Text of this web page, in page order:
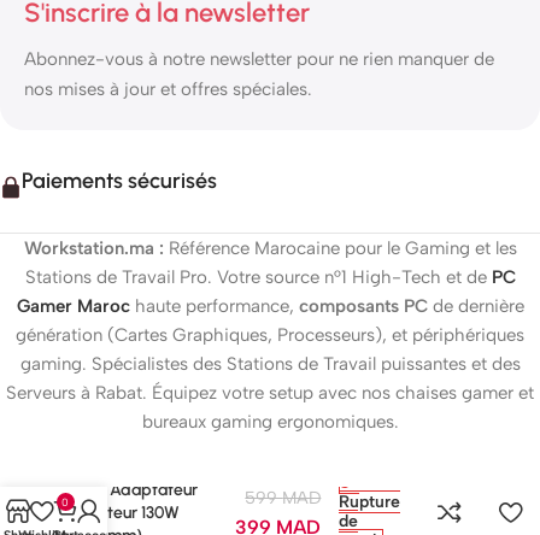
S'inscrire à la newsletter
Abonnez-vous à notre newsletter pour ne rien manquer de
nos mises à jour et offres spéciales.
Paiements sécurisés
Workstation.ma : Référence Marocaine pour le Gaming et les
Stations de Travail Pro. Votre source n°1 High-Tech et de PC
Gamer Marochaute performance, composants PCde dernière
génération (Cartes Graphiques, Processeurs), et périphériques
gaming. Spécialistes des Stations de Travail puissantes et des
Serveurs à Rabat. Équipez votre setup avec nos chaises gamer et
bureaux gaming ergonomiques.
Dell Adaptateur
Secteur 130W
599MAD
399 MAD
Rupture
de
0